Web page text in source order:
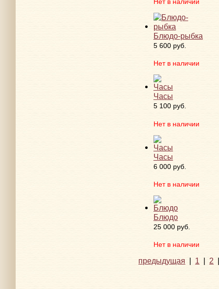
Блюдо-рыбка
5 600 руб.
Нет в наличии
Часы
5 100 руб.
Нет в наличии
Часы
6 000 руб.
Нет в наличии
Блюдо
25 000 руб.
Нет в наличии
предыдущая | 1 | 2